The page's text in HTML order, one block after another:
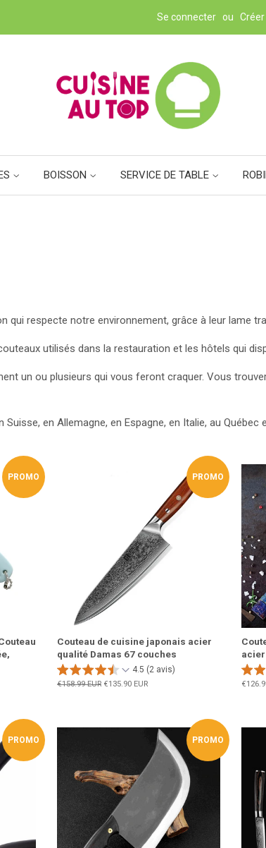
Se connecter ou
BOISSON SERVICE DE TABLE
respecte notre environnement, grâce à leur lame
utilisés dans la restauration et les hôtels qui
un ou plusieurs qui vous feront craquer. Vous
en Allemagne, en Espagne, en Italie, au Québec
PROMO PROMO
Couteau de cuisine japonais acier
qualité Damas 67 couches
4.5 (2 avis)
Prix
€158.99 EUR Prix
€135.90 EUR
Prix
PROMO PROMO